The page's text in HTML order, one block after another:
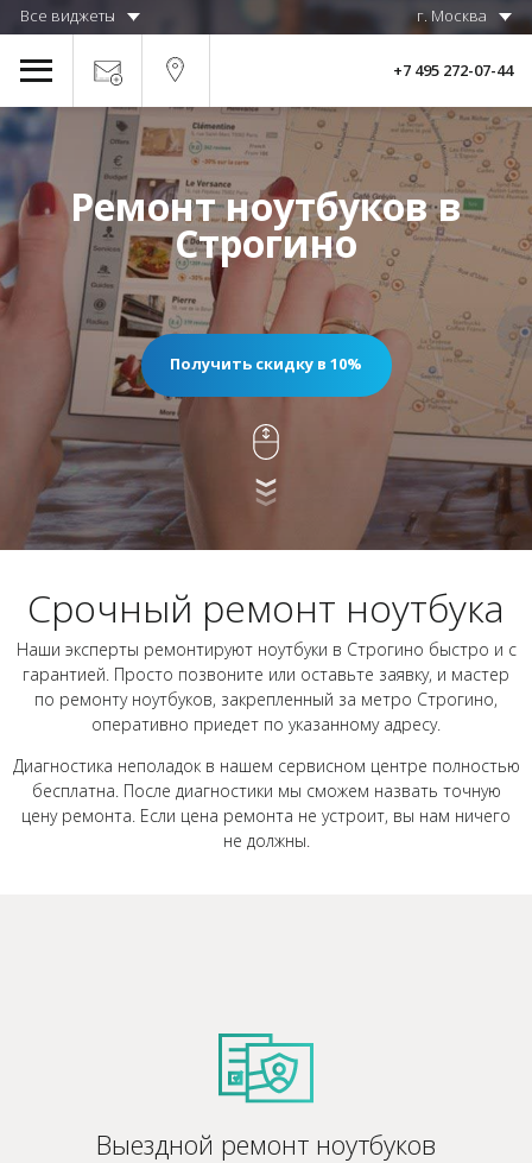
Все виджеты г. Москва
+7 495 272-07-44
Ремонт ноутбуков в
Строгино
Получить скидку в 10%
Срочный ремонт ноутбука
Наши эксперты ремонтируют ноутбуки в Строгино быстро и с
гарантией. Просто позвоните или оставьте заявку, и мастер
по ремонту ноутбуков, закрепленный за метро Строгино,
оперативно приедет по указанному адресу.
Диагностика неполадок в нашем сервисном центре полностью
бесплатна. После диагностики мы сможем назвать точную
цену ремонта. Если цена ремонта не устроит, вы нам ничего
не должны.
Выездной ремонт ноутбуков